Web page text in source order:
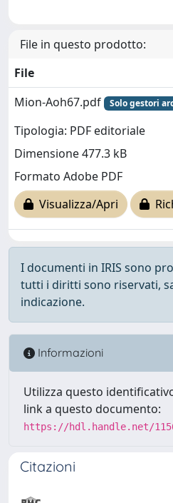
File in questo prodotto:
File
Mion-Aoh67.pdf
Solo gestori
Tipologia: PDF editoriale
Dimensione 477.3 kB
Formato Adobe PDF
Visualizza/Apri
I documenti in IRIS sono
tutti i diritti sono riservati,
indicazione.
Informazioni
Utilizza questo
link a questo documento:
https://hdl.handle.net/
Citazioni